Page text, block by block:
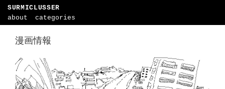
SURMICLUSSER
about
categories
漫画情報